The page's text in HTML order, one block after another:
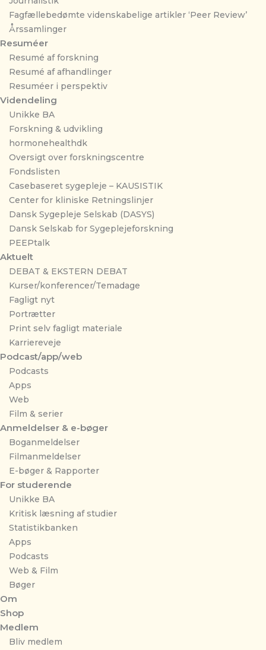
Fagfællebedømte videnskabelige artikler ‘Peer Review’
Årssamlinger
Resuméer
Resumé af forskning
Resumé af afhandlinger
Resuméer i perspektiv
Videndeling
Unikke BA
Forskning & udvikling
hormonehealthdk
Oversigt over forskningscentre
Fondslisten
Casebaseret sygepleje – KAUSISTIK
Center for kliniske Retningslinjer
Dansk Sygepleje Selskab (DASYS)
Dansk Selskab for Sygeplejeforskning
PEEPtalk
Aktuelt
DEBAT & EKSTERN DEBAT
Kurser/konferencer/Temadage
Fagligt nyt
Portrætter
Print selv fagligt materiale
Karriereveje
Podcast/app/web
Podcasts
Apps
Web
Film & serier
Anmeldelser & e-bøger
Boganmeldelser
Filmanmeldelser
E-bøger & Rapporter
For studerende
Unikke BA
Kritisk læsning af studier
Statistikbanken
Apps
Podcasts
Web & Film
Bøger
Om
Shop
Medlem
Bliv medlem